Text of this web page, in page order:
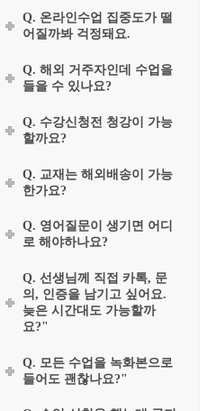
Q. 온라인수업 집중도가 떨
어질까봐 걱정돼요.
Q. 해외 거주자인데 수업을
들을 수 있나요?
Q. 수강신청전 청강이 가능
할까요?
Q. 교재는 해외배송이 가능
한가요?
Q. 영어질문이 생기면 어디
로 해야하나요?
Q. 선생님께 직접 카톡, 문
의, 인증을 남기고 싶어요.
늦은 시간대도 가능할까
요?"
Q. 모든 수업을 녹화본으로
들어도 괜찮나요?"